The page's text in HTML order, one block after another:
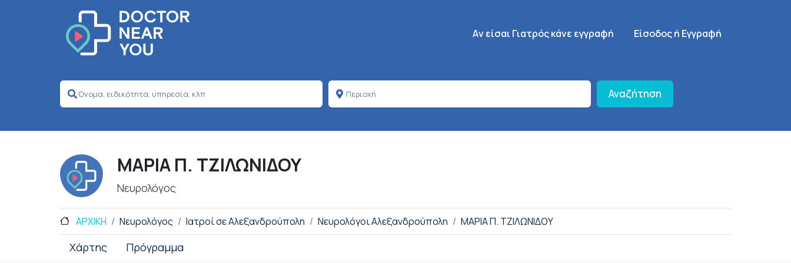
Κεντρική πλοήγηση
Aν είσαι Γιατρός κάνε εγγραφή SignUp Menu
Είσοδος ή Εγγραφή
Αναζήτηση
ΜΑΡΙΑ Π. ΤΖΙΛΩΝΙΔΟΥ
Νευρολόγος
ΑΡΧΙΚΗ Νευρολόγος Ιατροί σε Αλεξανδρούπολη Νευρολόγοι Αλεξανδρούπολη ΜΑΡΙΑ Π. ΤΖΙΛΩΝΙΔΟΥ
Χάρτης Πρόγραμμα